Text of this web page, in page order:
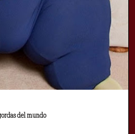
del mundo